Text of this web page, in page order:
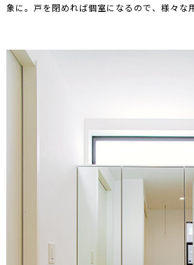
象に。戸を閉めれば個室になるので、様々な